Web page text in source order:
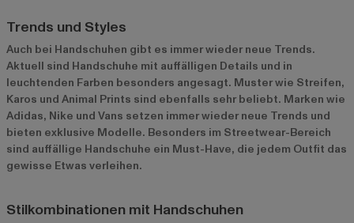
Trends und Styles
Auch bei Handschuhen gibt es immer wieder neue Trends.
Aktuell sind Handschuhe mit auffälligen Details und in
leuchtenden Farben besonders angesagt. Muster wie Streifen,
Karos und Animal Prints sind ebenfalls sehr beliebt. Marken wie
Adidas, Nike und Vans setzen immer wieder neue Trends und
bieten exklusive Modelle. Besonders im Streetwear-Bereich
sind auffällige Handschuhe ein Must-Have, die jedem Outfit das
gewisse Etwas verleihen.
Stilkombinationen mit Handschuhen